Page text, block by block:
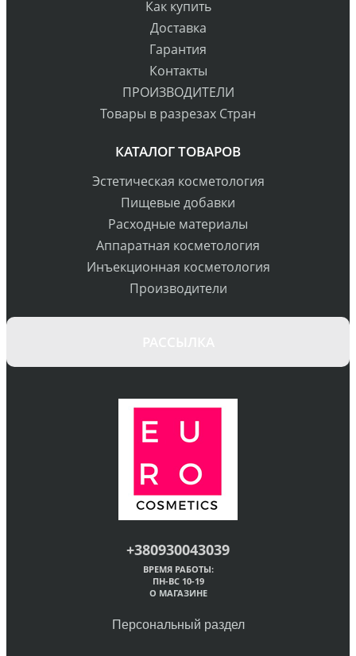
Как купить
Доставка
Гарантия
Контакты
ПРОИЗВОДИТЕЛИ
Товары в разрезах Стран
КАТАЛОГ ТОВАРОВ
Эстетическая косметология
Пищевые добавки
Расходные материалы
Аппаратная косметология
Инъекционная косметология
Производители
+380930043039
ВРЕМЯ РАБОТЫ:
ПН-ВС 10-19
О МАГАЗИНЕ
Персональный раздел